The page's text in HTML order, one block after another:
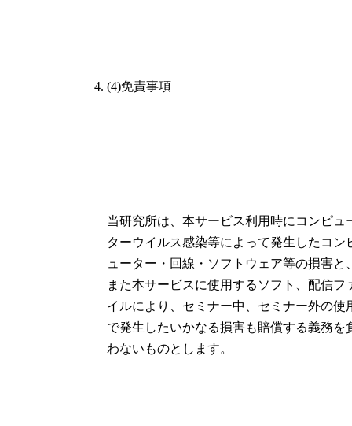
(4)免責事項
当研究所は、本サービス利用時にコンピュ
ターウイルス感染等によって発生したコン
ューター・回線・ソフトウェア等の損害と
また本サービスに使用するソフト、配信フ
イルにより、セミナー中、セミナー外の使
で発生したいかなる損害も賠償する義務を
わないものとします。